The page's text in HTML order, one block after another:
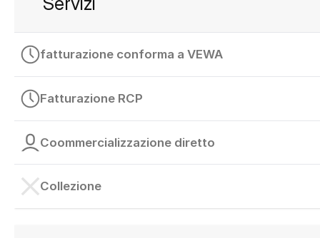
fatturazione conforma a VEWA
Fatturazione RCP
Coommercializzazione diretto
Collezione